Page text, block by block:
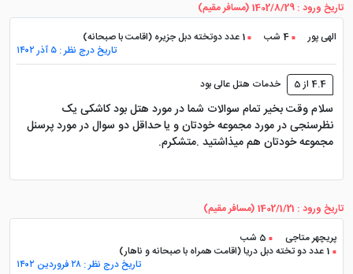
زیادی از آن به فضای سبز، مسیرهای پیاده روی، آبنماها،
نخل ها و گونه های متنوع گیاهی اختصاص یافته است.
همین موضوع باعث شده بسیاری از مهمانان، حتی بدون
خروج از هتل، ساعت ها در محوطه قدم بزنند یا از فضای آرام
آن لذت ببرند.
صبح های زود، زمانی که هوای کیش هنوز خنک است، قدم
زدن در میان درختان و شنیدن صدای پرندگان، تجربه ای
است که کمتر در هتل های شهری جزیره می توان آن را پیدا
کرد.
این فضای طبیعی، یکی از دلایل اصلی محبوبیت مارینا پارک
تاریخ ورود : 1402/8/29 (مسافر مقیم)
الهی پور
4 شب
1 عدد دوتخته دبل جزیره (اقامت با صبحانه)
تاریخ درج نظر : ۵ آذر ۱۴۰۲
4.4 از 5 خدمات هتل عالی بود
سلام وقت بخیر تمام سوالات شما در مورد هتل بود کاشکی یک
نظرسنجی در مورد مجموعه خودتان و یا حداقل دو سوال در مورد پرسنل
مجموعه خودتان هم میذاشتید .متشکرم.
تاریخ ورود : 1402/1/21 (مسافر مقیم)
پریچهر متاجی
5 شب
1 عدد دو تخته دبل دریا (اقامت همراه با صبحانه و ناهار)
تاریخ درج نظر : ۲۸ فروردین ۱۴۰۲